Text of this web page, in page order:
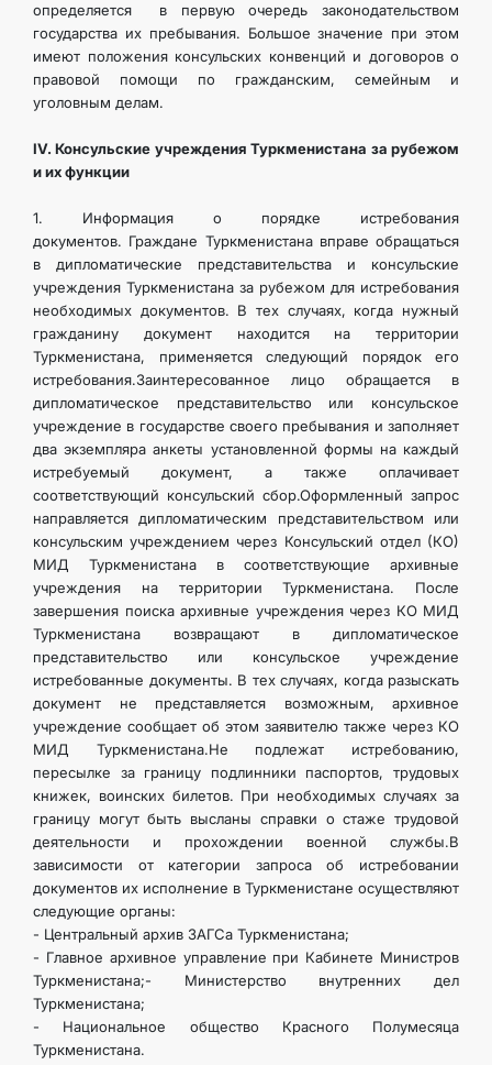
определяется в первую очередь законодательством
государства их пребывания. Большое значение при этом
имеют положения консульских конвенций и договоров о
правовой помощи по гражданским, семейным и
уголовным делам.
IV. Консульские учреждения Туркменистана за рубежом
и их функции
1. Информация о порядке истребования
документов. Граждане Туркменистана вправе обращаться
в дипломатические представительства и консульские
учреждения Туркменистана за рубежом для истребования
необходимых документов. В тех случаях, когда нужный
гражданину документ находится на территории
Туркменистана, применяется следующий порядок его
истребования.Заинтересованное лицо обращается в
дипломатическое представительство или консульское
учреждение в государстве своего пребывания и заполняет
два экземпляра анкеты установленной формы на каждый
истребуемый документ, а также оплачивает
соответствующий консульский сбор.Оформленный запрос
направляется дипломатическим представительством или
консульским учреждением через Консульский отдел (КО)
МИД Туркменистана в соответствующие архивные
учреждения на территории Туркменистана. После
завершения поиска архивные учреждения через КО МИД
Туркменистана возвращают в дипломатическое
представительство или консульское учреждение
истребованные документы. В тех случаях, когда разыскать
документ не представляется возможным, архивное
учреждение сообщает об этом заявителю также через КО
МИД Туркменистана.Не подлежат истребованию,
пересылке за границу подлинники паспортов, трудовых
книжек, воинских билетов. При необходимых случаях за
границу могут быть высланы справки о стаже трудовой
деятельности и прохождении военной службы.В
зависимости от категории запроса об истребовании
документов их исполнение в Туркменистане осуществляют
следующие органы:
- Центральный архив ЗАГСа Туркменистана;
- Главное архивное управление при Кабинете Министров
Туркменистана;- Министерство внутренних дел
Туркменистана;
- Национальное общество Красного Полумесяца
Туркменистана.